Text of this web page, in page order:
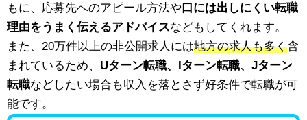
もに、応募先へのアピール方法や口には出しにくい転職
理由をうまく伝えるアドバイスなどもしてくれます。
また、20万件以上の非公開求人には地方の求人も多く含
まれているため、 Uターン転職、Iターン転職、Jターン
転職などしたい場合も収入を落とさず好条件で転職が可
能です。